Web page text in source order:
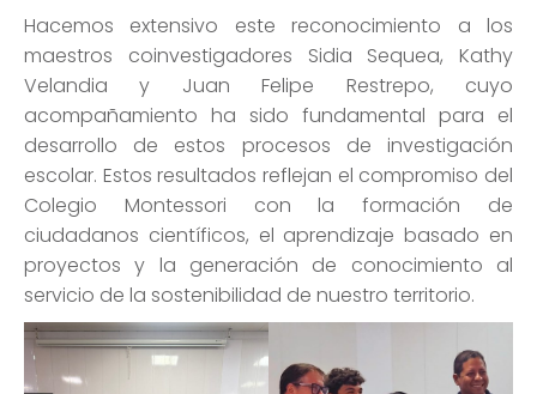
Hacemos extensivo este reconocimiento a los
maestros coinvestigadores Sidia Sequea, Kathy
Velandia y Juan Felipe Restrepo, cuyo
acompañamiento ha sido fundamental para el
desarrollo de estos procesos de investigación
escolar. Estos resultados reflejan el compromiso del
Colegio Montessori con la formación de
ciudadanos científicos, el aprendizaje basado en
proyectos y la generación de conocimiento al
servicio de la sostenibilidad de nuestro territorio.